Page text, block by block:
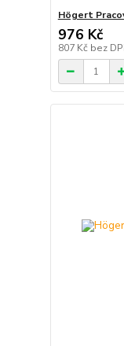
Högert
976 Kč
807 Kč bez